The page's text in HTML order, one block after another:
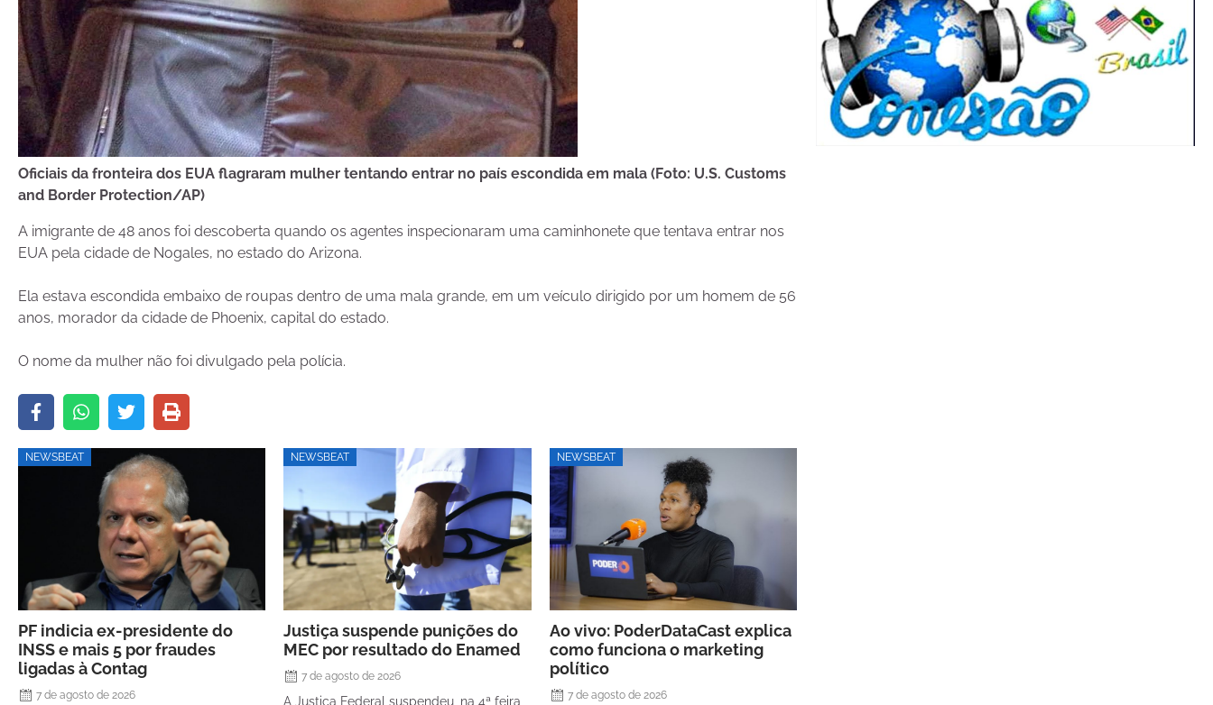
Oficiais da fronteira dos EUA flagraram mulher tentando entrar no país escondida em mala (Foto: U.S. Customs
and Border Protection/AP)
A imigrante de 48 anos foi descoberta quando os agentes inspecionaram uma caminhonete que tentava entrar nos
EUA pela cidade de Nogales, no estado do Arizona.
Ela estava escondida embaixo de roupas dentro de uma mala grande, em um veículo dirigido por um homem de 56
anos, morador da cidade de Phoenix, capital do estado.
O nome da mulher não foi divulgado pela polícia.
NEWSBEAT
PF indicia ex-presidente do
INSS e mais 5 por fraudes
ligadas à Contag
7 de agosto de 2026
NEWSBEAT
Justiça suspende punições do
MEC por resultado do Enamed
7 de agosto de 2026
A Justiça Federal suspendeu, na 4ª feira
NEWSBEAT
Ao vivo: PoderDataCast explica
como funciona o marketing
político
7 de agosto de 2026